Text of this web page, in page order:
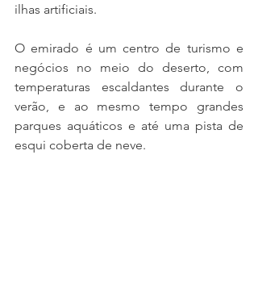
ilhas artificiais.
O emirado é um centro de turismo e
negócios no meio do deserto, com
temperaturas escaldantes durante o
verão, e ao mesmo tempo grandes
parques aquáticos e até uma pista de
esqui coberta de neve.